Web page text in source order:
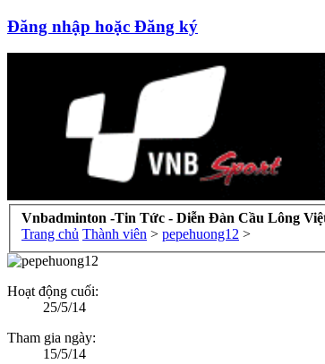
Đăng nhập hoặc Đăng ký
Vnbadminton -Tin Tức - Diễn Đàn Cầu Lông
Trang chủ Thành viên > pepehuong12 >
Hoạt động cuối:
25/5/14
Tham gia ngày:
15/5/14